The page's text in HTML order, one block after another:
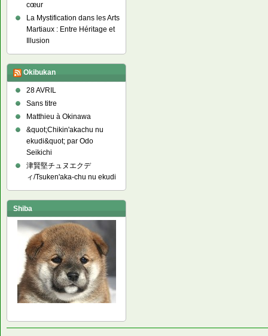
cœur
La Mystification dans les Arts
Martiaux : Entre Héritage et
Illusion
Okibukan
28 AVRIL
Sans titre
Matthieu à Okinawa
&quot;Chikin'akachu nu
ekudi&quot; par Odo
Seikichi
津賢堅チュヌエクデ
ィ/Tsuken'aka-chu nu ekudi
Shiba